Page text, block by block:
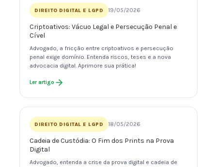
DIREITO DIGITAL E LGPD 19/05/2026
Criptoativos: Vácuo Legal e Persecução Penal e
Cível
Advogado, a fricção entre criptoativos e persecução
penal exige domínio. Entenda riscos, teses e a nova
advocacia digital. Aprimore sua prática!
Ler artigo
DIREITO DIGITAL E LGPD 18/05/2026
Cadeia de Custódia: O Fim dos Prints na Prova
Digital
Advogado, entenda a crise da prova digital e cadeia de